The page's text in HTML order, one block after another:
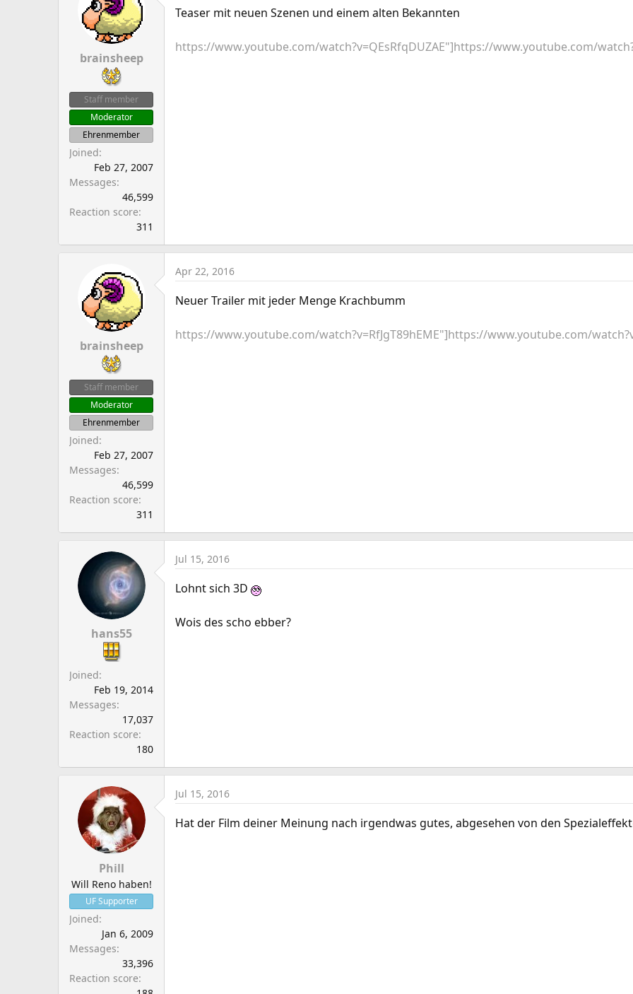
brainsheep
Staff member
Moderator
Ehrenmember
Joined
Feb 27, 2007
Messages
46,599
Reaction score
311
Teaser mit neuen Szenen und einem alten Bekannten
https://www.youtube.com/watch?v=QEsRfqDUZAE"]https://www.youtube.com/
brainsheep
Staff member
Moderator
Ehrenmember
Joined
Feb 27, 2007
Messages
46,599
Reaction score
311
Apr 22, 2016
Neuer Trailer mit jeder Menge Krachbumm
https://www.youtube.com/watch?v=RfJgT89hEME"]https://www.youtube.com/
hans55
Joined
Feb 19, 2014
Messages
17,037
Reaction score
180
Jul 15, 2016
Lohnt sich 3D
Wois des scho ebber?
Phill
Will Reno haben!
UF Supporter
Joined
Jan 6, 2009
Messages
33,396
Reaction score
Jul 15, 2016
Hat der Film deiner Meinung nach irgendwas gutes, abgesehen von den